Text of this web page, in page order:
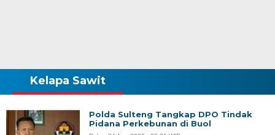
Kelapa Sawit
Polda Sulteng Tangkap DPO Tindak
Pidana Perkebunan di Buol